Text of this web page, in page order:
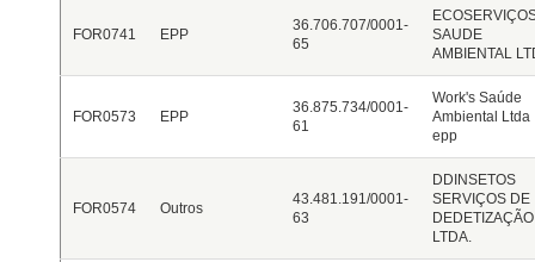
FOR0741 EPP
36.706.707/0001-
65
SAUDE
AMBIENTAL
FOR0573 EPP
36.875.734/0001-
61
Work's Saúde
Ambiental Ltda
epp
FOR0574 Outros
43.481.191/0001-
63
DDINSETOS
SERVIÇOS DE
DEDETIZAÇÃO
LTDA.